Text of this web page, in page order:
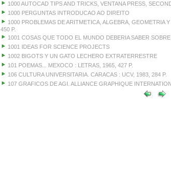
1000 AUTOCAD TIPS AND TRICKS, VENTANA PRESS,
1000 PERGUNTAS INTRODUCAO AO DIREITO
1000 PROBLEMAS DE ARITMETICA, ALGEBRA, GEOMETRIA
450 P.
1001 COSAS QUE TODO EL MUNDO DEBERIA SABER
1001 IDEAS FOR SCIENCE PROJECTS
1002 BIGOTS Y UN GATO LECHERO EXTRATERRESTRE
101 POEMAS... MEXOCO : LETRAS, 1965, 427 P.
106 CULTURA UNIVERSITARIA. CARACAS : UCV, 1983, 284 P.
107 GRAFICOS DE AGI. ALLIANCE GRAPHIQUE